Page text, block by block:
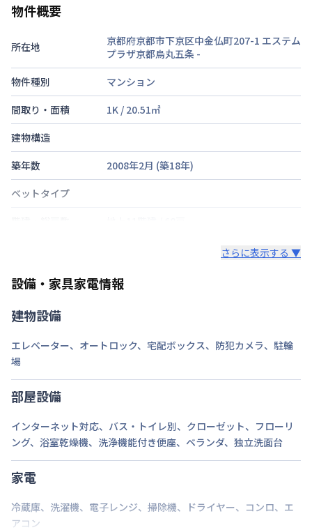
物件概要
所在地
京都府京都市下京区中金仏町207-1 エステム
プラザ京都烏丸五条 -
物件種別
マンション
間取り・面積
1K / 20.51㎡
建物構造
築年数
2008年2月 (築18年)
ベットタイプ
部屋の向き
北西
交通
京都市烏丸線四条駅徒歩14分
次回更新日
情報更新日より14日以内
情報更新日
さらに表示する ▼
設備・家具家電情報
建物設備
エレベーター、 オートロック、 宅配ボックス、 防犯カメラ、 駐輪
場
部屋設備
インターネット対応、 バス・トイレ別、 クローゼット、 フローリ
ング、 浴室乾燥機、 洗浄機能付き便座、 ベランダ、 独立洗面台
家電
冷蔵庫、 洗濯機、 電子レンジ、 掃除機、 ドライヤー、 コンロ、 エ
アコン